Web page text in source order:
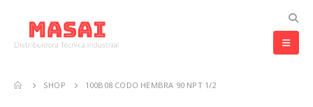
SHOP 100B08 CODO HEMBRA 90 NPT 1/2